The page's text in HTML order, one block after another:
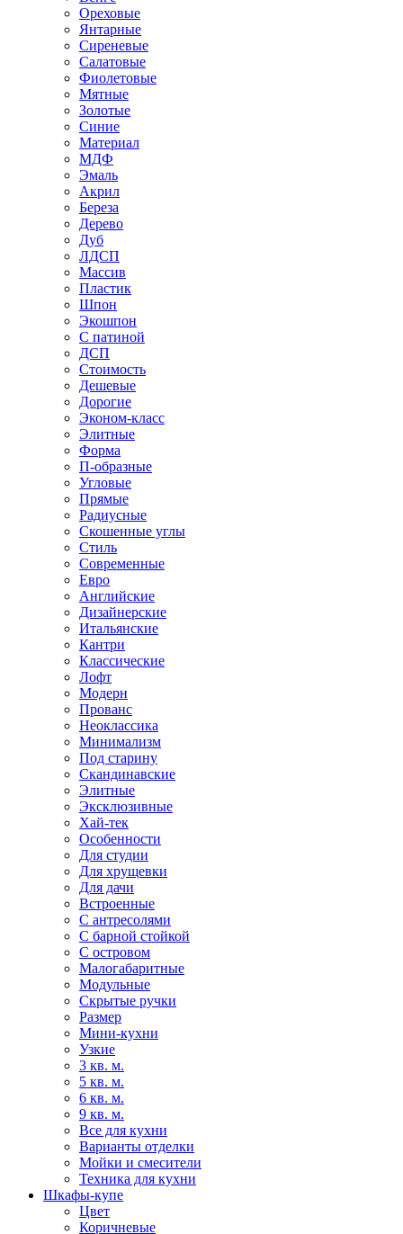
Ореховые
Янтарные
Сиреневые
Салатовые
Фиолетовые
Мятные
Золотые
Синие
Материал
МДФ
Эмаль
Акрил
Береза
Дерево
Дуб
ЛДСП
Массив
Пластик
Шпон
Экошпон
С патиной
ДСП
Стоимость
Дешевые
Дорогие
Эконом-класс
Элитные
Форма
П-образные
Угловые
Прямые
Радиусные
Скошенные углы
Стиль
Современные
Евро
Английские
Дизайнерские
Итальянские
Кантри
Классические
Лофт
Модерн
Прованс
Неоклассика
Минимализм
Под старину
Скандинавские
Элитные
Эксклюзивные
Хай-тек
Особенности
Для студии
Для хрущевки
Для дачи
Встроенные
С антресолями
С барной стойкой
С островом
Малогабаритные
Модульные
Скрытые ручки
Размер
Мини-кухни
Узкие
3 кв. м.
5 кв. м.
6 кв. м.
9 кв. м.
Все для кухни
Варианты отделки
Мойки и смесители
Техника для кухни
Шкафы-купе
Цвет
Коричневые